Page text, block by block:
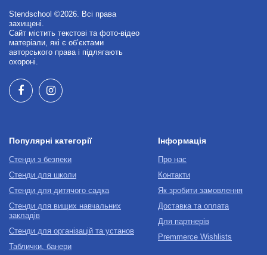
Stendschool ©2026. Всі права
захищені.
Сайт містить текстові та фото-відео
матеріали, які є об’єктами
авторського права і підлягають
охороні.
Популярні категорії
Стенди з безпеки
Стенди для школи
Стенди для дитячого садка
Стенди для вищих навчальних
закладів
Стенди для організацій та установ
Таблички, банери
Інформація
Про нас
Контакти
Як зробити замовлення
Доставка та оплата
Для партнерів
Premmerce Wishlists